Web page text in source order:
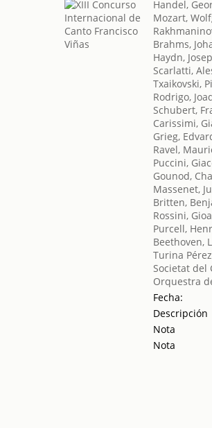
Handel,
Mozart,
Brahms,
Haydn,
Scarlatti,
Txaikovski,
Rodrigo,
Schubert,
Carissimi,
Grieg,
Ravel,
Puccini,
Gounod,
Massenet,
Britten,
Rossini,
Purcell,
Beethoven,
Turina
Societat del
Orquestra
Fecha:
Descripción
Nota
Nota